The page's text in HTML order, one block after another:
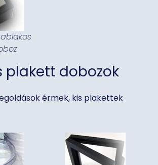
plakett dobozok
érmek, kis plakettek